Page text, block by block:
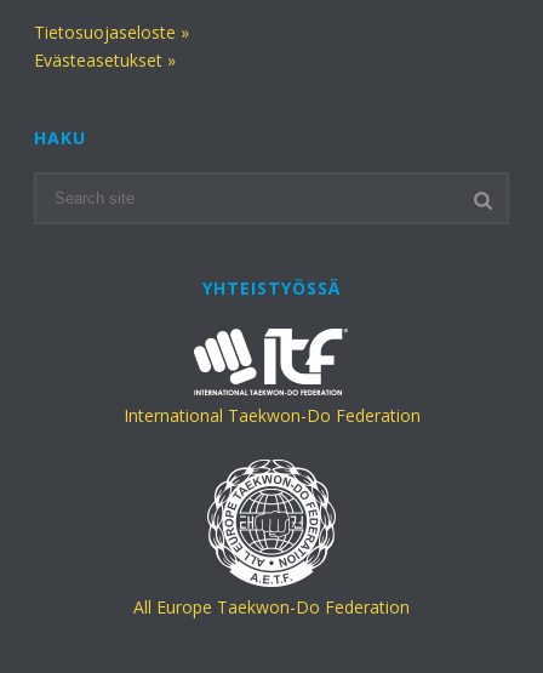
Tietosuojaseloste »
Evästeasetukset »
HAKU
YHTEISTYÖSSÄ
International Taekwon-Do Federation
All Europe Taekwon-Do Federation